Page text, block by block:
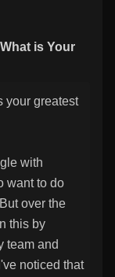
is Your
your greatest
with
want to do
over the
this by
team and
noticed that